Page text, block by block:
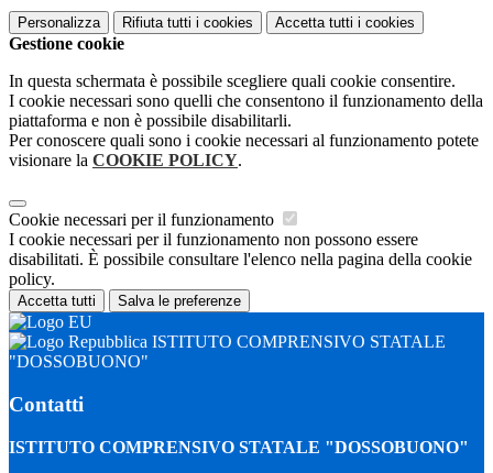
Personalizza Rifiuta tutti i cookies Accetta tutti i cookies
Gestione cookie
In questa schermata è possibile scegliere quali cookie consentire.
I cookie necessari sono quelli che consentono il funzionamento della
piattaforma e non è possibile disabilitarli.
Per conoscere quali sono i cookie necessari al funzionamento potete
visionare la COOKIE POLICY.
Cookie necessari per il funzionamento
I cookie necessari per il funzionamento non possono essere
disabilitati. È possibile consultare l'elenco nella pagina della cookie
policy.
Accetta tutti Salva le preferenze
ISTITUTO COMPRENSIVO STATALE
"DOSSOBUONO"
Contatti
ISTITUTO COMPRENSIVO STATALE "DOSSOBUONO"